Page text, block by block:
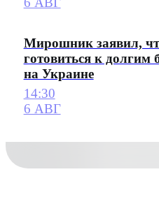
Мирошник заявил,
готовиться к долгим
на Украине
14:30
6 АВГ